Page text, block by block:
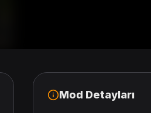
Mod Detayları